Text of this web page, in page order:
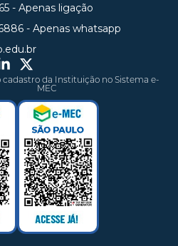
- Apenas ligação
- Apenas whatsapp
cadastro da Instituição no Sistema e-
MEC